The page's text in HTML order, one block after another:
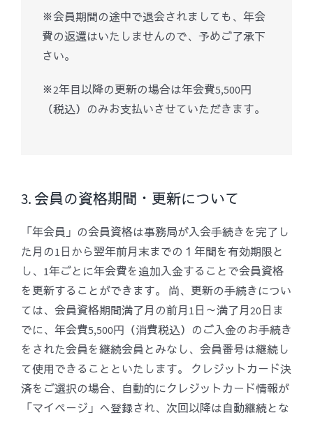
※会員期間の途中で退会されましても、年会
費の返還はいたしませんので、予めご了承下
さい。
※2年目以降の更新の場合は年会費5,500円
（税込）のみお支払いさせていただきます。
3. 会員の資格期間・更新について
「年会員」の会員資格は事務局が入会手続きを完了し
た月の1日から翌年前月末までの１年間を有効期限と
し、1年ごとに年会費を追加入金することで会員資格
を更新することができます。 尚、更新の手続きについ
ては、会員資格期間満了月の前月1日～満了月20日ま
でに、年会費5,500円（消費税込）のご入金のお手続き
をされた会員を継続会員とみなし、会員番号は継続し
て使用できることといたします。 クレジットカード決
済をご選択の場合、自動的にクレジットカード情報が
「マイページ」へ登録され、次回以降は自動継続とな